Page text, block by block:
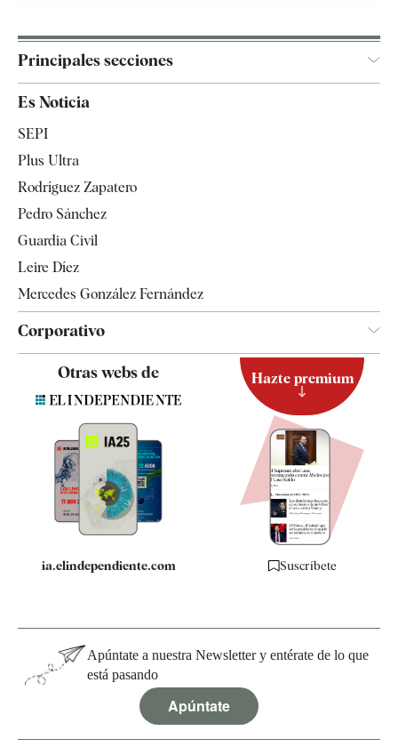
Principales secciones
Televisión
Es Noticia
SEPI
Plus Ultra
Rodríguez Zapatero
Pedro Sánchez
Guardia Civil
Leire Díez
Mercedes González Fernández
Corporativo
Quiénes somos
Especificaciones
Otras webs de
ia.elindependiente.com
Hazte premium
Suscríbete
Apúntate a nuestra Newsletter y entérate de lo que
está pasando
Apúntate